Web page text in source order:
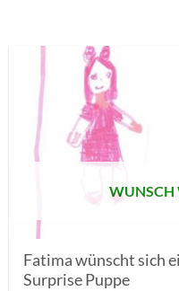
WUNSCH
Fatima wünscht sich
Surprise Puppe